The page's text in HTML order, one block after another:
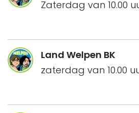
Zaterdag van 10.00
Land Welpen BK
zaterdag van 10.00